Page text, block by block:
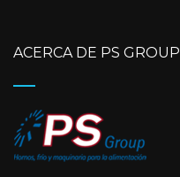
ACERCA DE PS GROUP